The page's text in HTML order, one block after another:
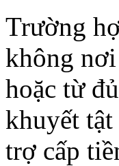
Trường
không
hoặc từ
khuyết
trợ cấp